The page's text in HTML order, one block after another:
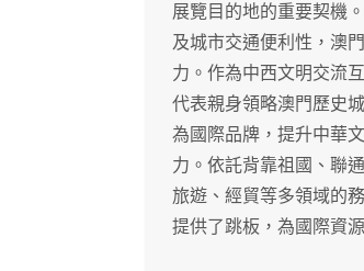
展覽目的地的重要契機
及城市交通便利性，澳
力。作為中西文明交流
代表親身領略澳門歷史
為國際品牌，提升中華
力。依託背靠祖國、聯
旅遊、經貿等多領域的
提供了跳板，為國際資